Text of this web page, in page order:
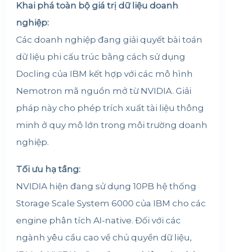
Khai phá toàn bộ giá trị dữ liệu doanh
nghiệp:
Các doanh nghiệp đang giải quyết bài toán
dữ liệu phi cấu trúc bằng cách sử dụng
Docling của IBM kết hợp với các mô hình
Nemotron mã nguồn mở từ NVIDIA. Giải
pháp này cho phép trích xuất tài liệu thông
minh ở quy mô lớn trong môi trường doanh
nghiệp.
Tối ưu hạ tầng:
NVIDIA hiện đang sử dụng 10PB hệ thống
Storage Scale System 6000 của IBM cho các
engine phân tích AI-native. Đối với các
ngành yêu cầu cao về chủ quyền dữ liệu,